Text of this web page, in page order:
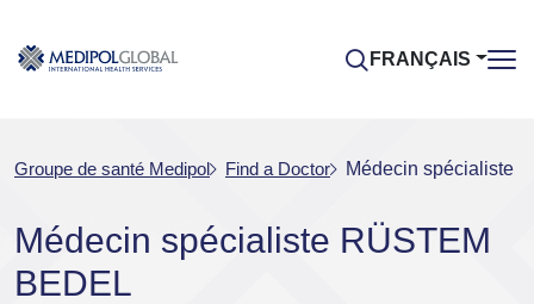
FRANÇAIS
Groupe de santé Medipol Find a Doctor Médecin spécialiste
Médecin spécialiste RÜSTEM
BEDEL